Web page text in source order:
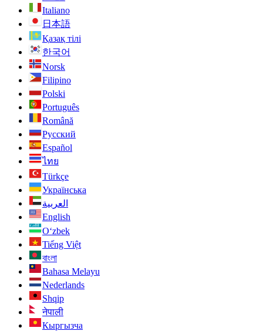
Italiano
日本語
Қазақ тілі
한국어
Norsk
Filipino
Polski
Português
Română
Русский
Español
ไทย
Türkçe
Українська
العربية
English
O‘zbek
Tiếng Việt
বাংলা
Bahasa Melayu
Nederlands
Shqip
नेपाली
Кыргызча